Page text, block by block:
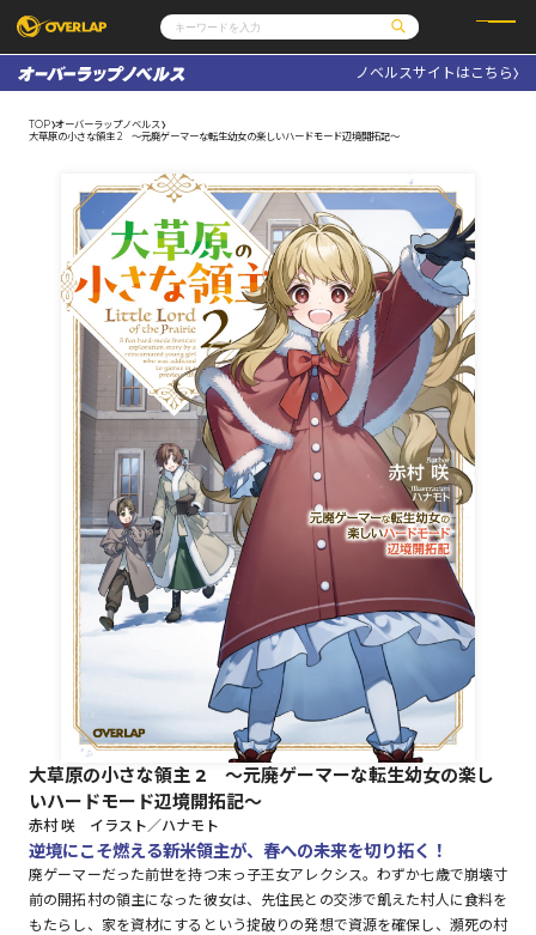
コミックガルド
コミッククリエ
LiQulle
ノベルス
ノベルスf
コミックエッセイ
ポケットモンスター
アニメ
ゲーム
オーバーラップ広報室
企業
会社概要
採用情報
アクセス
オーバーラップホールディングス
お問い合わせはこちら
オーバーラップ文庫
オーバーラップノベルス
オーバーラップノベルスf
ロサージュノベルス
コミックガルド
コミッククリエ
リキューレ
ノベルスサイトはこちら
TOP オーバーラップノベルス
大草原の小さな領主 2 ～元廃ゲーマーな転生幼女の楽しいハードモード辺境開拓記～
大草原の小さな領主 2 ～元廃ゲーマーな転生幼女の楽し
いハードモード辺境開拓記～
赤村 咲 イラスト／ハナモト
逆境にこそ燃える新米領主が、春への未来を切り拓く！
廃ゲーマーだった前世を持つ末っ子王女アレクシス。わずか七歳で崩壊寸
前の開拓村の領主になった彼女は、先住民との交渉で飢えた村人に食料を
もたらし、家を資材にするという掟破りの発想で資源を確保し、瀕死の村